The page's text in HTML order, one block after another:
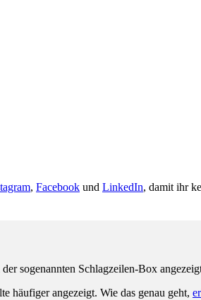
, Facebook und LinkedIn, damit ihr
sogenannten Schlagzeilen-Box
häufiger angezeigt. Wie das genau geht,